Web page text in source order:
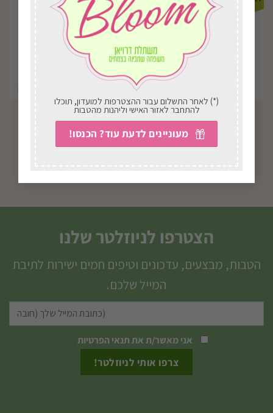
(*) לאחר התשלום עבור ההצטרפות למועדון, תוכלו
להתחבר לאזור האישי וליהנות מהטבות
מעוניינים לדעת עוד? הכנסו!
כלי עבודה לילדים
₪21.00
פיברגלס
₪100.00
הצטרפו לניוזלטר שלנו
הטבות, מבצעים, עדכונים וטיפים חמים ישירות לתיבת
המייל שלכם.
אני מאשר/ת אתתנאי הפרטיות